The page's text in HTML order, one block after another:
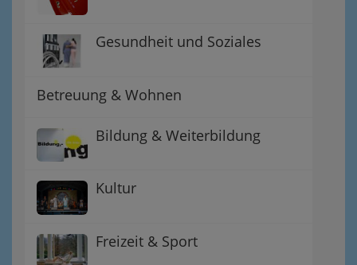
Gesundheit und Soziales
Betreuung & Wohnen
Bildung & Weiterbildung
Kultur
Freizeit & Sport